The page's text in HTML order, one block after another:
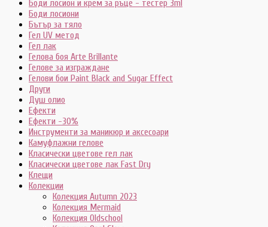
Боди лосион и крем за ръце - тестер 3ml
Боди лосиони
Бътър за тяло
Гел UV метод
Гел лак
Гелова боя Arte Brillante
Гелове за изграждане
Гелови бои Paint Black and Sugar Effect
Други
Душ олио
Ефекти
Ефекти -30%
Инструменти за маникюр и аксесоари
Камуфлажни гелове
Класически цветове гел лак
Класически цветове лак Fast Dry
Клещи
Колекции
Колекция Autumn 2023
Колекция Mermaid
Колекция Oldschool